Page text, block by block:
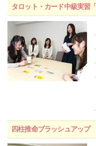
タロット・カード中級実習
四柱推命ブラッシュアップ